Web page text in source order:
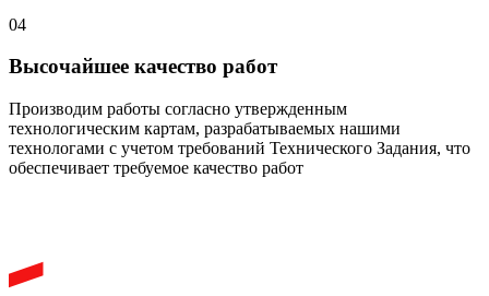
04
Высочайшее качество работ
Производим работы согласно утвержденным
технологическим картам, разрабатываемых нашими
технологами с учетом требований Технического Задания, что
обеспечивает требуемое качество работ